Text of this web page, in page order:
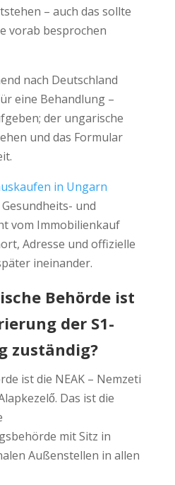
– auch das sollte
vorab besprochen
nach Deutschland
eine Behandlung –
der ungarische
und das Formular
in Ungarn
und
vom Immobilienkauf
Adresse und offizielle
ineinander.
Behörde ist
der S1-
zuständig?
ist die NEAK – Nemzeti
Das ist die
mit Sitz in
Außenstellen in allen